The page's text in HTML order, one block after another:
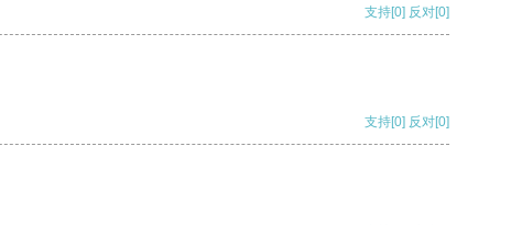
支持[0] 反对[0]
支持[0] 反对[0]